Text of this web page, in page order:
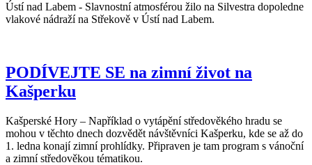
Ústí nad Labem - Slavnostní atmosférou žilo na Silvestra dopoledne
vlakové nádraží na Střekově v Ústí nad Labem.
PODÍVEJTE SE na zimní život na
Kašperku
Kašperské Hory – Například o vytápění středověkého hradu se
mohou v těchto dnech dozvědět návštěvníci Kašperku, kde se až do
1. ledna konají zimní prohlídky. Připraven je tam program s vánoční
a zimní středověkou tématikou.